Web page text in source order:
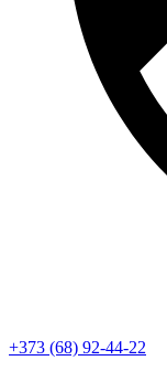
+373 (68) 92-44-22